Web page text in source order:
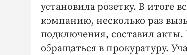
установила розетку. В
компанию, несколько раз
подключения, составил
обращаться в прокуратуру.